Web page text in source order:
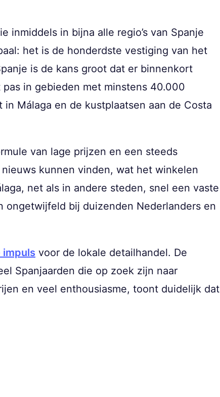
inmiddels in bijna alle regio’s van Spanje
het is de honderdste vestiging van het
is de kans groot dat er binnenkort
in gebieden met minstens 40.000
Málaga en de kustplaatsen aan de Costa
van lage prijzen en een steeds
kunnen vinden, wat het winkelen
net als in andere steden, snel een vaste
bij duizenden Nederlanders en
impuls voor de lokale detailhandel. De
Spanjaarden die op zoek zijn naar
en veel enthousiasme, toont duidelijk dat